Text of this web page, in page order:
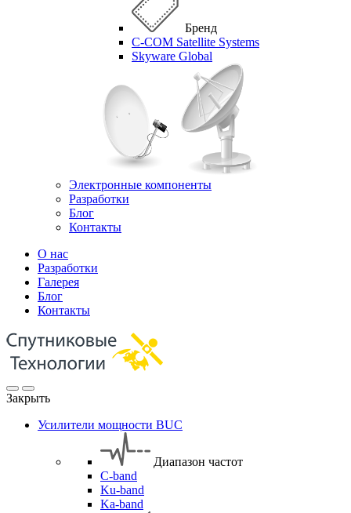
Бренд
C-COM Satellite Systems
Skyware Global
Электронные компоненты
Разработки
Блог
Контакты
О нас
Разработки
Галерея
Блог
Контакты
Закрыть
Усилители мощности BUC
Диапазон частот
C-band
Ku-band
Ka-band